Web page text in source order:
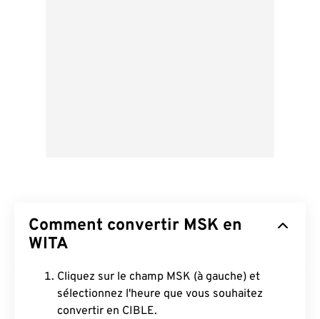
Comment convertir MSK en
WITA
Cliquez sur le champ MSK (à gauche) et
sélectionnez l'heure que vous souhaitez
convertir en CIBLE.